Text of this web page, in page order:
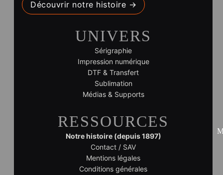
Découvrir notre histoire →
UNIVERS
Sérigraphie
Impression numérique
DTF & Transfert
Sublimation
Médias & Supports
RESSOURCES
Notre histoire (depuis 1897)
Contact / SAV
Mentions légales
Conditions générales